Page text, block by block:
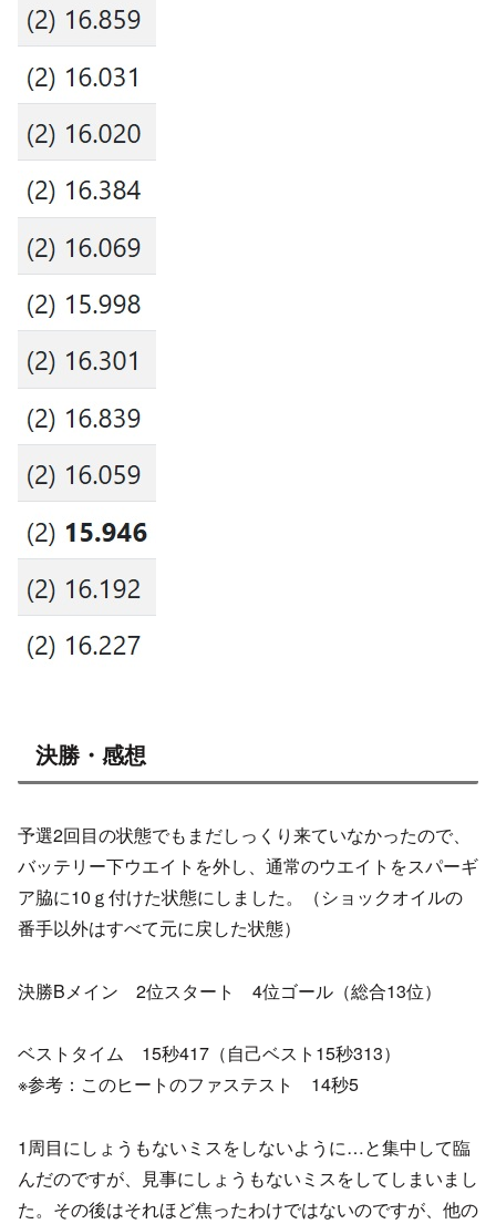
決勝・感想
予選2回目の状態でもまだしっくり来ていなかったので、
バッテリー下ウエイトを外し、通常のウエイトをスパーギ
ア脇に10ｇ付けた状態にしました。（ショックオイルの
番手以外はすべて元に戻した状態）
決勝Bメイン 2位スタート 4位ゴール（総合13位）
ベストタイム 15秒417（自己ベスト15秒313）
※参考：このヒートのファステスト 14秒5
1周目にしょうもないミスをしないように…と集中して臨
んだのですが、見事にしょうもないミスをしてしまいまし
た。その後はそれほど焦ったわけではないのですが、他の